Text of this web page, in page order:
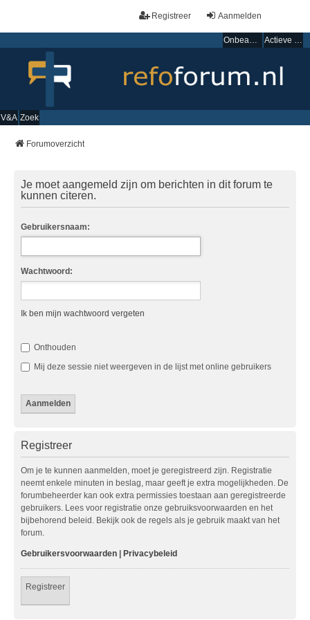
Aanmelden
Registreer
Onbeantwoorde onderwerpen Actieve onderwerpen
V&A Zoek
Forumoverzicht
Je moet aangemeld zijn om berichten in dit forum te
kunnen citeren.
Gebruikersnaam:
Wachtwoord:
Ik ben mijn wachtwoord vergeten
Onthouden
Mij deze sessie niet weergeven in de lijst met online gebruikers
Registreer
Om je te kunnen aanmelden, moet je geregistreerd zijn. Registratie
neemt enkele minuten in beslag, maar geeft je extra mogelijkheden. De
forumbeheerder kan ook extra permissies toestaan aan geregistreerde
gebruikers. Lees voor registratie onze gebruiksvoorwaarden en het
bijbehorend beleid. Bekijk ook de regels als je gebruik maakt van het
forum.
Gebruikersvoorwaarden | Privacybeleid
Registreer